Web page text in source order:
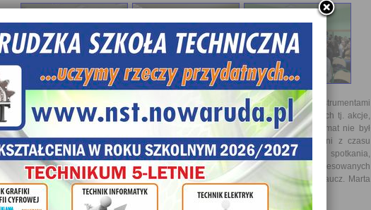
Dowiedzieliśmy się jak działała i jak rozwijała się w Polsce giełda oraz jakimi instrumentami
można grać na giełdzie. Profesor opowiedział o różnych instrumentach finansowych tj. akcje,
obligacje, bony skarbowe. Ciekawostką dla nas była TEORIA PORTFELOWA. Temat nie był
łatwy, ale Profesor starał się nam go dobrze przedstawić. Jesteśmy zadowoleni z czasu
poświęconego na wykład. Od organizatora otrzymaliśmy zaproszenie na kolejne spotkania,
które odbędą się już wkrótce. Serdecznie zapraszam wszystkich zainteresowanych
współczesnym rynkiem finansowym do udziału w kolejnych wykładach - kontakt naucz. Marta
Augustynowska-Klincewicz.
Wrażenia uczniów z wykładu: